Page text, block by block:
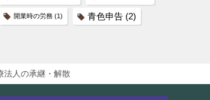
開業時の労務 (1) 青色申告 (2)
法人の承継・解散